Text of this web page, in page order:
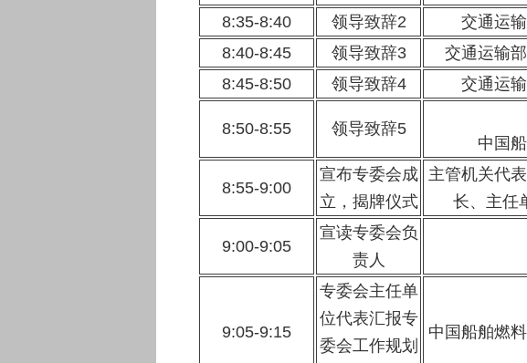
8:35-8:40 领导致辞2
交通运
8:40-8:45
领导致辞3
交通运输
8:45-8:50
领导致辞4 交通运
8:50-8:55 领导致辞5
中国
8:55-9:00
宣布专委会成
立，揭牌仪式
主管机关代
长、主任
9:00-9:05
宣读专委会负
责人
9:05-9:15
专委会主任单
位代表汇报专
委会工作规划
中国船舶燃